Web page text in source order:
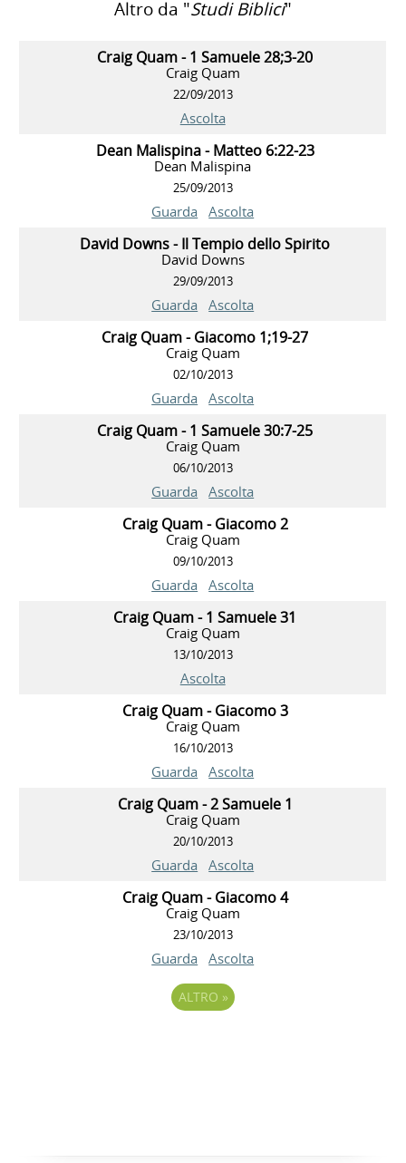
Altro da "Studi Biblici"
Craig Quam - 1 Samuele 28;3-20
Craig Quam
22/09/2013
Ascolta
Dean Malispina - Matteo 6:22-23
Dean Malispina
25/09/2013
Guarda Ascolta
David Downs - Il Tempio dello Spirito
David Downs
29/09/2013
Guarda Ascolta
Craig Quam - Giacomo 1;19-27
Craig Quam
02/10/2013
Guarda Ascolta
Craig Quam - 1 Samuele 30:7-25
Craig Quam
06/10/2013
Guarda Ascolta
Craig Quam - Giacomo 2
Craig Quam
09/10/2013
Guarda Ascolta
Craig Quam - 1 Samuele 31
Craig Quam
13/10/2013
Ascolta
Craig Quam - Giacomo 3
Craig Quam
16/10/2013
Guarda Ascolta
Craig Quam - 2 Samuele 1
Craig Quam
20/10/2013
Guarda Ascolta
Craig Quam - Giacomo 4
Craig Quam
23/10/2013
Guarda Ascolta
ALTRO »